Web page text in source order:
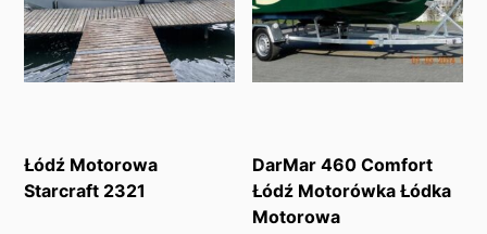
Łódź Motorowa
Starcraft 2321
DarMar 460 Comfort
Łódź Motorówka Łódka
Motorowa